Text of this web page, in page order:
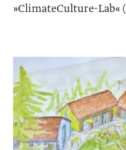
»ClimateCulture-Lab«